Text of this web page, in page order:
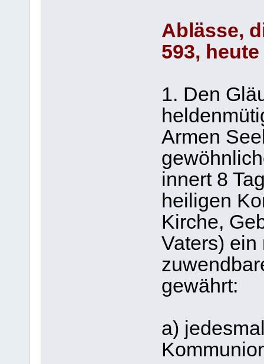
Ablässe,
593,
1. Den
Armen
innert 8
heiligen
Kirche,
Vaters) ein
gewährt:
a)